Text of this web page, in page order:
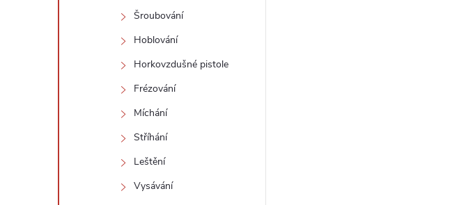
Šroubování
Hoblování
Horkovzdušné pistole
Frézování
Míchání
Stříhání
Leštění
Vysávání